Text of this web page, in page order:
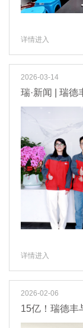
详情进入
2026-03-14
详情进入
2026-02-06
15亿！瑞德丰